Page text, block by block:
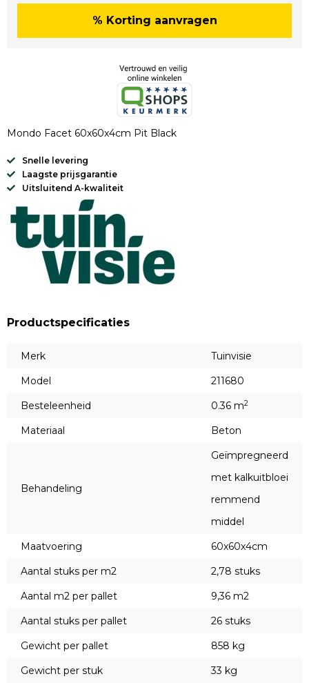
% Korting aanvragen
Mondo Facet 60x60x4cm Pit Black
Snelle levering
Laagste prijsgarantie
Uitsluitend A-kwaliteit
Productspecificaties
Merk
Tuinvisie
Model
211680
Besteleenheid
0.36 m2
Materiaal Beton
Behandeling
Geïmpregneerd
met kalkuitbloei
remmend
middel
Maatvoering
60x60x4cm
Aantal stuks per m2
2,78 stuks
Aantal m2 per pallet
9,36 m2
Aantal stuks per pallet
26 stuks
Gewicht per pallet
858 kg
Gewicht per stuk
33 kg